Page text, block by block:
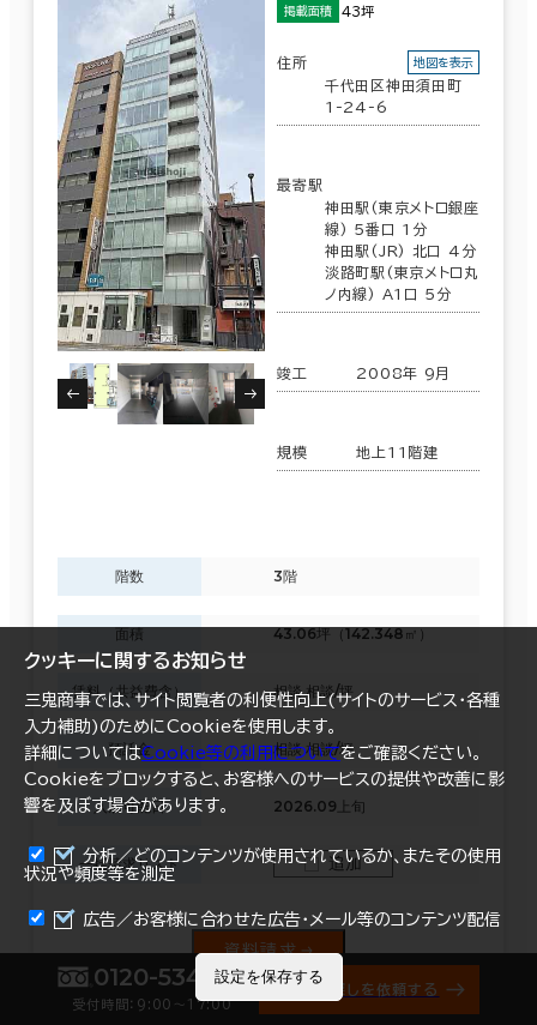
掲載面積 43坪
住所
千代田区神田須田町
1-24-6
地図を表示
最寄駅
神田駅(東京メトロ銀座
線) 5番口 1分
神田駅(JR) 北口 4分
淡路町駅(東京メトロ丸
ノ内線) A1口 5分
竣工 2008年 9月
規模 地上11階建
階数 3階
面積 43.06坪（142.348㎡）
賃料（共益費含） 相談 相談/坪
預託金 相談 相談/坪
入居可能日 2026.09上旬
一括請求リスト 追加
資料請求
まとめて資料請求
0120-534-011
受付時間：9:00〜17:00
オフィス探しを依頼する
クッキーに関するお知らせ
三鬼商事では、サイト閲覧者の利便性向上(サイトのサービス・各種
入力補助)のためにCookieを使用します。
詳細についてはCookie等の利用についてをご確認ください。
Cookieをブロックすると、お客様へのサービスの提供や改善に影
響を及ぼす場合があります。
分析／どのコンテンツが使用されているか、またその使用
状況や頻度等を測定
広告／お客様に合わせた広告・メール等のコンテンツ配信
設定を保存する